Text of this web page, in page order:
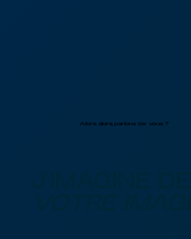
Alors alors, parlons de vous ?